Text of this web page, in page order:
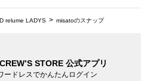
relume LADYS misatoのスナップ
STORE 公式アプリ
ードレスでかんたんログイン